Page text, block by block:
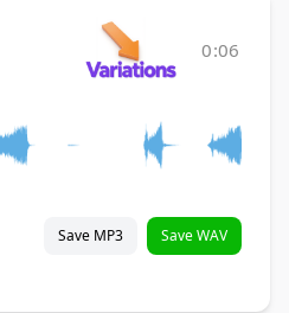
0:06
Save MP3 Save WAV